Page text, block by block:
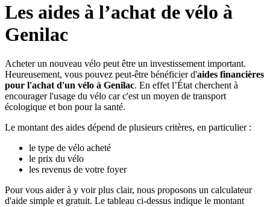
Les aides à l’achat de vélo à
Genilac
Acheter un nouveau vélo peut être un investissement important.
Heureusement, vous pouvez peut-être bénéficier d'aides financières
pour l'achat d'un vélo à Genilac. En effet l’État cherchent à
encourager l'usage du vélo car c'est un moyen de transport
écologique et bon pour la santé.
Le montant des aides dépend de plusieurs critères, en particulier :
le type de vélo acheté
le prix du vélo
les revenus de votre foyer
Pour vous aider à y voir plus clair, nous proposons un calculateur
d'aide simple et gratuit. Le tableau ci-dessus indique le montant